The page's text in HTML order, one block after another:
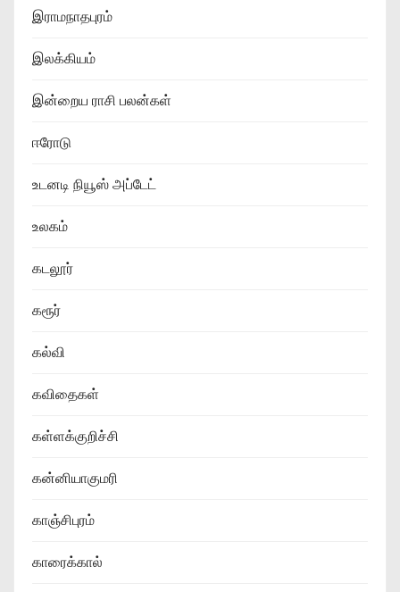
இராமநாதபுரம்
இலக்கியம்
இன்றைய ராசி பலன்கள்
ஈரோடு
உடனடி நியூஸ் அப்டேட்
உலகம்
கடலூர்
கரூர்
கல்வி
கவிதைகள்
கள்ளக்குறிச்சி
கன்னியாகுமரி
காஞ்சிபுரம்
காரைக்கால்